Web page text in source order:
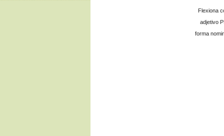
Flexiona
adjetivo
forma